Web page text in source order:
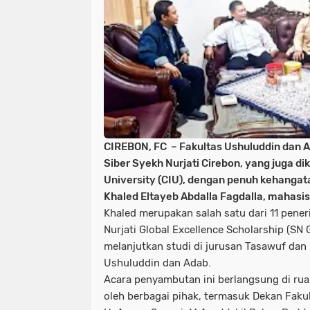
CIREBON, FC – Fakultas Ushuluddin dan
Siber Syekh Nurjati Cirebon, yang juga
University (CIU), dengan penuh
Khaled Eltayeb Abdalla Fagdalla,
Khaled merupakan salah satu dari 11
Nurjati Global Excellence Scholarship (SN
melanjutkan studi di jurusan Tasawuf
Ushuluddin dan Adab.
Acara penyambutan ini berlangsung di
oleh berbagai pihak, termasuk Dekan